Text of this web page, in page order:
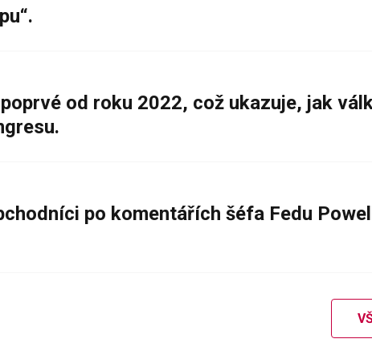
od roku 2022, což ukazuje, jak
po komentářích šéfa Fedu